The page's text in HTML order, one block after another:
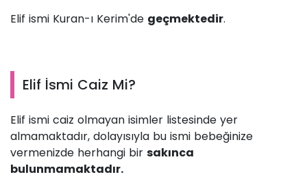
Elif ismi Kuran-ı Kerim'de geçmektedir.
Elif İsmi Caiz Mi?
Elif ismi caiz olmayan isimler listesinde yer
almamaktadır, dolayısıyla bu ismi bebeğinize
vermenizde herhangi bir sakınca
bulunmamaktadır.